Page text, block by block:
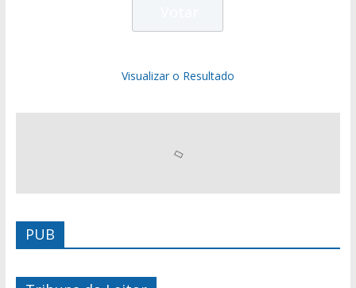
Visualizar o Resultado
PUB